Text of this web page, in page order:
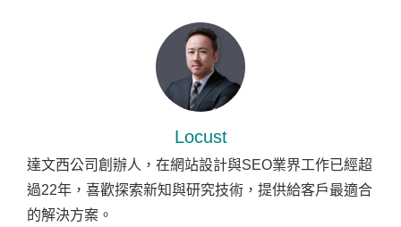
Locust
達文西公司創辦人，在網站設計與SEO業界工作已經超
過22年，喜歡探索新知與研究技術，提供給客戶最適合
的解決方案。